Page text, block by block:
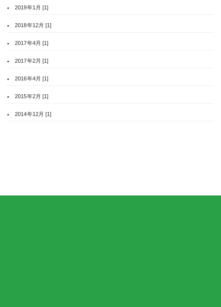
2019年1月 [1]
2018年12月 [1]
2017年4月 [1]
2017年2月 [1]
2016年4月 [1]
2015年2月 [1]
2014年12月 [1]